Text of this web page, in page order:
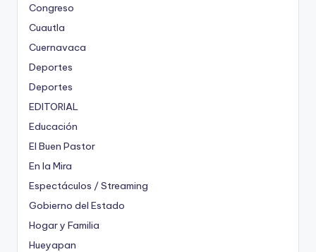
Congreso
Cuautla
Cuernavaca
Deportes
Deportes
EDITORIAL
Educación
El Buen Pastor
En la Mira
Espectáculos / Streaming
Gobierno del Estado
Hogar y Familia
Hueyapan